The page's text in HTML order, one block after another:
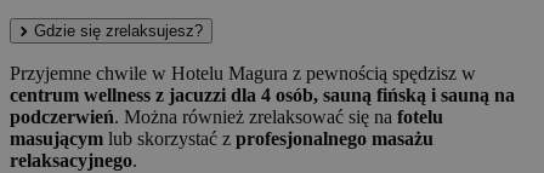
Gdzie się zrelaksujesz?
Przyjemne chwile w Hotelu Magura z pewnością spędzisz w
centrum wellness z jacuzzi dla 4 osób, sauną fińską i sauną na
podczerwień. Można również zrelaksować się na fotelu
masującym lub skorzystać z profesjonalnego masażu
relaksacyjnego.